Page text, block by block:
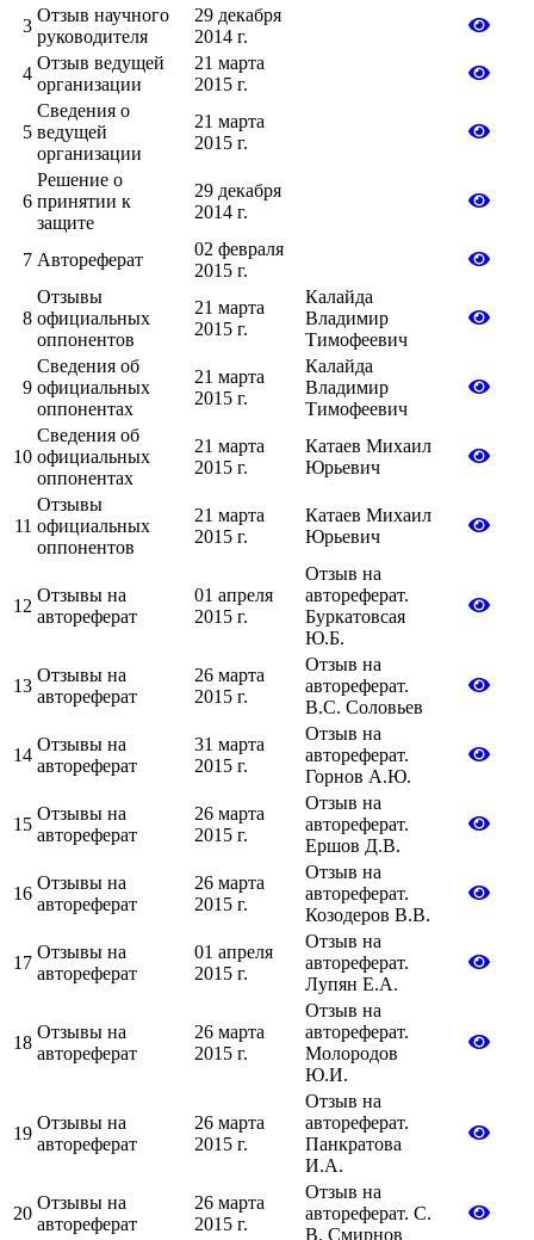
3
Отзыв научного
руководителя
29 декабря
2014 г.
4
Отзыв ведущей
организации
21 марта
2015 г.
5
Сведения о
ведущей
организации
21 марта
2015 г.
6
Решение о
принятии к
защите
29 декабря
2014 г.
7 Автореферат
02 февраля
2015 г.
8
Отзывы
официальных
оппонентов
21 марта
2015 г.
Калайда
Владимир
Тимофеевич
9
Сведения об
официальных
оппонентах
21 марта
2015 г.
Калайда
Владимир
Тимофеевич
10
Сведения об
официальных
оппонентах
21 марта
2015 г.
Катаев Михаил
Юрьевич
11
Отзывы
официальных
оппонентов
21 марта
2015 г.
Катаев Михаил
Юрьевич
12
Отзывы на
автореферат
01 апреля
2015 г.
Отзыв на
автореферат.
Буркатовсая
Ю.Б.
13
Отзывы на
автореферат
26 марта
2015 г.
Отзыв на
автореферат.
В.С. Соловьев
14
Отзывы на
автореферат
31 марта
2015 г.
Отзыв на
автореферат.
Горнов А.Ю.
15
Отзывы на
автореферат
26 марта
2015 г.
Отзыв на
автореферат.
Ершов Д.В.
16
Отзывы на
автореферат
26 марта
2015 г.
Отзыв на
автореферат.
Козодеров В.В.
17
Отзывы на
автореферат
01 апреля
2015 г.
Отзыв на
автореферат.
Лупян Е.А.
18
Отзывы на
автореферат
26 марта
2015 г.
Отзыв на
автореферат.
Молородов
Ю.И.
19
Отзывы на
автореферат
26 марта
2015 г.
Отзыв на
автореферат.
Панкратова
И.А.
20
Отзывы на
автореферат
26 марта
2015 г.
Отзыв на
автореферат. С.
В. Смирнов